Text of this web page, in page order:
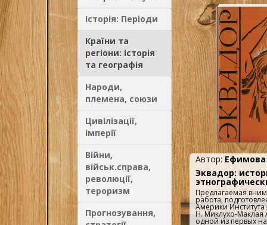
Історія: Періоди
Країни та
регіони: історія
та географія
Народи,
племена, союзи
Цивілізації,
імперії
Війни,
військ.справа,
революції,
тероризм
Прогнозування,
Автор: Ефимова
Эквадор:
Предлагаемая
работа,
Америки
Н. Миклухо-Маклая
одной из первых